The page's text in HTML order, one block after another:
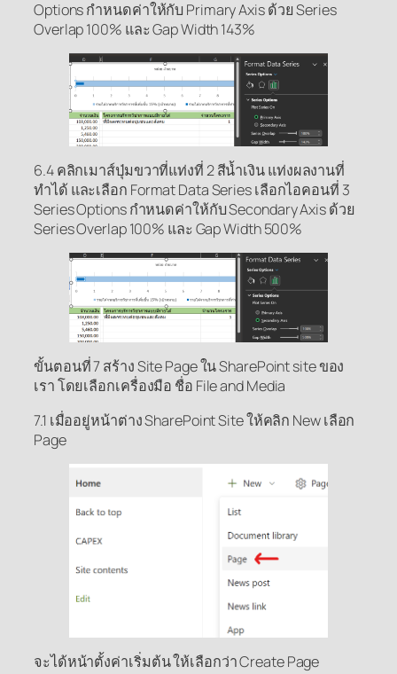
Options กำหนดค่าให้กับ Primary Axis ด้วย Series
Overlap 100% และ Gap Width 143%
6.4 คลิกเมาส์ปุ่มขวาที่แท่งที่ 2 สีน้ำเงิน แท่งผลงานที่
ทำได้ และเลือก Format Data Series เลือกไอคอนที่ 3
Series Options กำหนดค่าให้กับ Secondary Axis ด้วย
Series Overlap 100% และ Gap Width 500%
ขั้นตอนที่ 7 สร้าง Site Page ใน SharePoint site ของ
เรา โดยเลือกเครื่องมือ ชื่อ File and Media
7.1 เมื่ออยู่หน้าต่าง SharePoint Site ให้คลิก New เลือก
Page
จะได้หน้าตั้งค่าเริ่มต้น ให้เลือกว่า Create Page